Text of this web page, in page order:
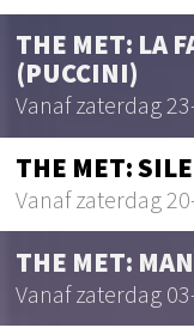
THE MET: LA
(PUCCINI)
Vanaf zaterdag
THE MET:
Vanaf zaterdag
THE MET:
Vanaf zaterdag